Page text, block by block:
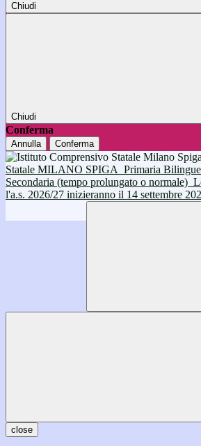
Chiudi
Chiudi
Conferma
Annulla Conferma
Statale MILANO SPIGA Primaria
Secondaria (tempo prolungato o normale)
l'a.s. 2026/27 inizieranno il 14 settembre
close